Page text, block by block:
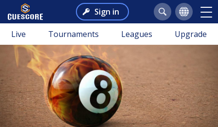
Sign in
Live Tournaments Leagues Upgrade